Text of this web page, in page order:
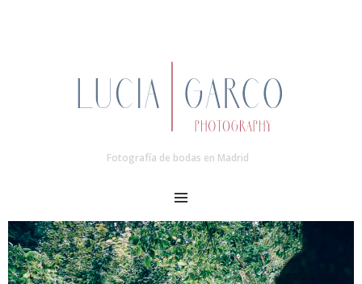
Fotografía de bodas en Madrid
MENU